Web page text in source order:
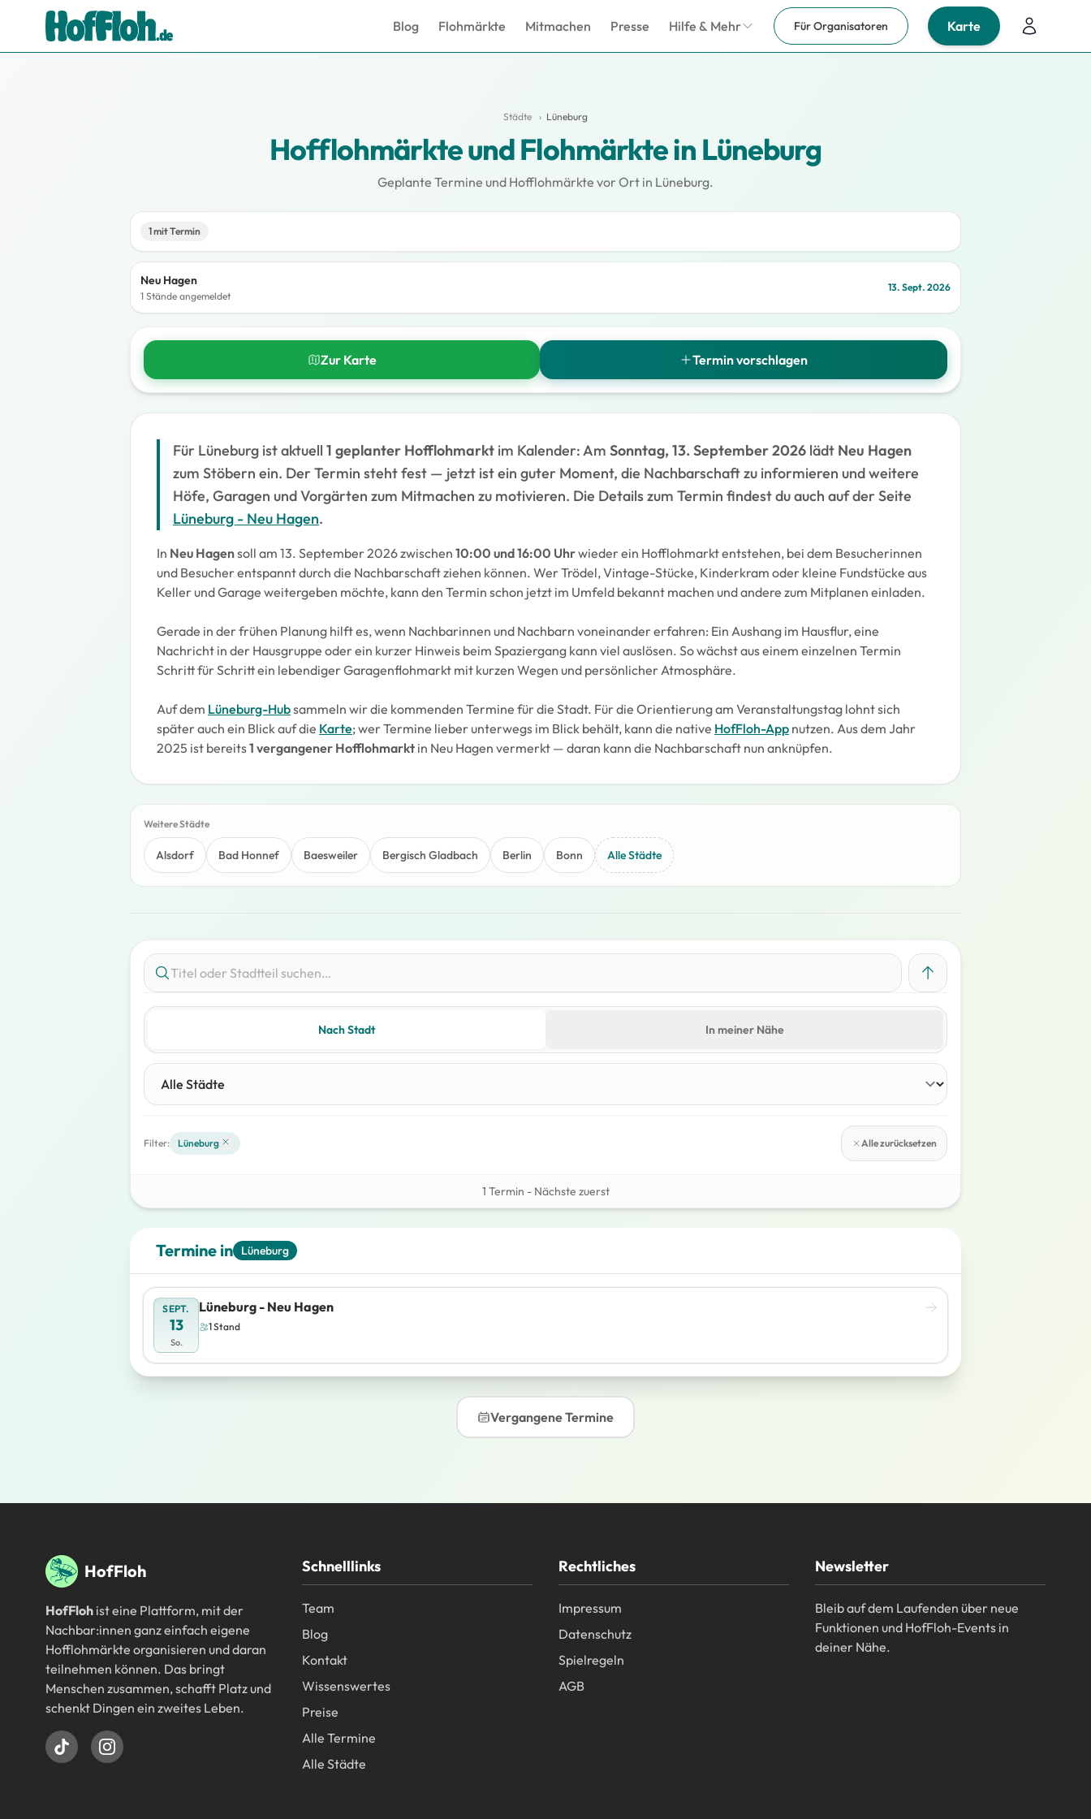
Blog Flohmärkte Mitmachen Presse Hilfe & Mehr Für Organisatoren Karte
Städte › Lüneburg
Hofflohmärkte und Flohmärkte in Lüneburg
Geplante Termine und Hofflohmärkte vor Ort in Lüneburg.
1 mit Termin
Neu Hagen
1 Stände angemeldet
13. Sept. 2026
Zur Karte Termin vorschlagen
Für Lüneburg ist aktuell 1 geplanter Hofflohmarkt im Kalender: Am Sonntag, 13. September 2026 lädt Neu Hagen
zum Stöbern ein. Der Termin steht fest — jetzt ist ein guter Moment, die Nachbarschaft zu informieren und weitere
Höfe, Garagen und Vorgärten zum Mitmachen zu motivieren. Die Details zum Termin findest du auch auf der Seite
Lüneburg - Neu Hagen.
In Neu Hagensoll am 13. September 2026 zwischen 10:00 und 16:00 Uhrwieder ein Hofflohmarkt entstehen, bei dem Besucherinnen
und Besucher entspannt durch die Nachbarschaft ziehen können. Wer Trödel, Vintage-Stücke, Kinderkram oder kleine Fundstücke aus
Keller und Garage weitergeben möchte, kann den Termin schon jetzt im Umfeld bekannt machen und andere zum Mitplanen einladen.
Gerade in der frühen Planung hilft es, wenn Nachbarinnen und Nachbarn voneinander erfahren: Ein Aushang im Hausflur, eine
Nachricht in der Hausgruppe oder ein kurzer Hinweis beim Spaziergang kann viel auslösen. So wächst aus einem einzelnen Termin
Schritt für Schritt ein lebendiger Garagenflohmarkt mit kurzen Wegen und persönlicher Atmosphäre.
Auf dem Lüneburg-Hubsammeln wir die kommenden Termine für die Stadt. Für die Orientierung am Veranstaltungstag lohnt sich
später auch ein Blick auf die Karte; wer Termine lieber unterwegs im Blick behält, kann die native HofFloh-App nutzen. Aus dem Jahr
2025 ist bereits1 vergangener Hofflohmarkt in Neu Hagen vermerkt — daran kann die Nachbarschaft nun anknüpfen.
Weitere Städte
Alsdorf Bad Honnef Baesweiler Bergisch Gladbach Berlin Bonn Alle Städte
Nach Stadt In meiner Nähe
Filter: Lüneburg Alle zurücksetzen
1 Termin - Nächste zuerst
Termine in Lüneburg
SEPT.
13
So.
Lüneburg - Neu Hagen
1 Stand
Vergangene Termine
FußbereichHofFloh
HofFloh ist eine Plattform, mit der
Nachbar:innen ganz einfach eigene
Hofflohmärkte organisieren und daran
teilnehmen können. Das bringt
Menschen zusammen, schafft Platz und
schenkt Dingen ein zweites Leben.
Schnelllinks
Team
Blog
Kontakt
Wissenswertes
Preise
Alle Termine
Alle Städte
Rechtliches
Impressum
Datenschutz
Spielregeln
AGB
Newsletter
Bleib auf dem Laufenden über neue
Funktionen und HofFloh-Events in
deiner Nähe.